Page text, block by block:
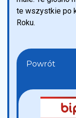
te wszystkie po
Roku.
Powrót